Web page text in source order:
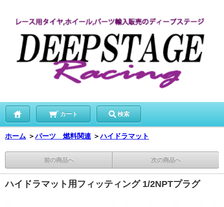
カート 検索
ホーム ＞パーツ 燃料関連 ＞ハイドラマット
前の商品へ 次の商品へ
ハイドラマット用フィッティング 1/2NPTプラグ